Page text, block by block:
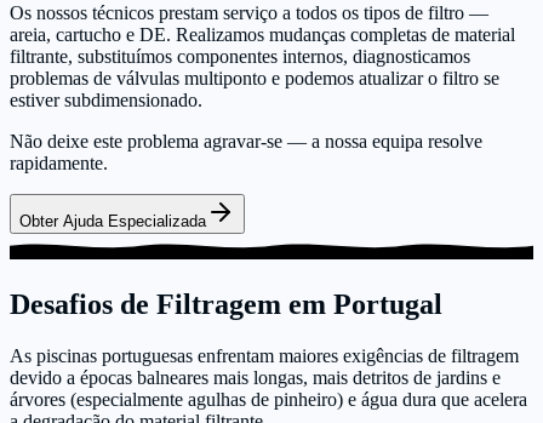
Os nossos técnicos prestam serviço a todos os tipos de filtro —
areia, cartucho e DE. Realizamos mudanças completas de material
filtrante, substituímos componentes internos, diagnosticamos
problemas de válvulas multiponto e podemos atualizar o filtro se
estiver subdimensionado.
Não deixe este problema agravar-se — a nossa equipa resolve
rapidamente.
Obter Ajuda Especializada
Desafios de Filtragem em Portugal
As piscinas portuguesas enfrentam maiores exigências de filtragem
devido a épocas balneares mais longas, mais detritos de jardins e
árvores (especialmente agulhas de pinheiro) e água dura que acelera